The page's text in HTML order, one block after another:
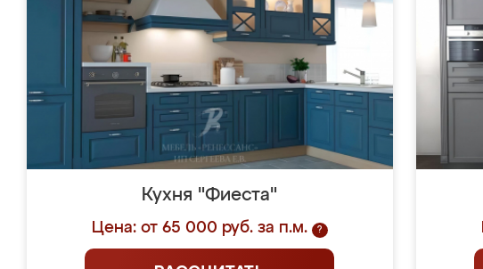
Кухня "Фиеста"
Цена: от 65 000 руб. за п.м. ?